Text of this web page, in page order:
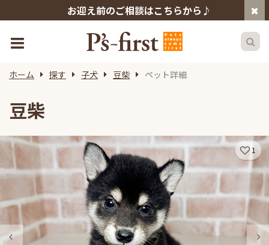
お迎え前のご相談はこちらから♪
ホーム 探す 子犬 豆柴 ペット詳細
豆柴
1